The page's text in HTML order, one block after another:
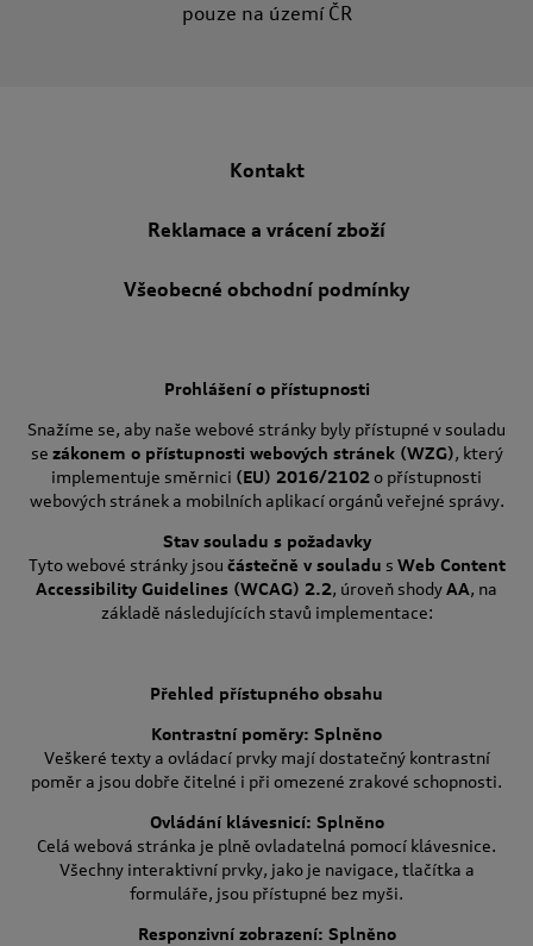
pouze na území ČR
Kontakt
Reklamace a vrácení zboží
Všeobecné obchodní podmínky
Prohlášení o přístupnosti
Snažíme se, aby naše webové stránky byly přístupné v souladu
se zákonem o přístupnosti webových stránek (WZG), který
implementuje směrnici (EU) 2016/2102o přístupnosti
webových stránek a mobilních aplikací orgánů veřejné správy.
Stav souladu s požadavky
Tyto webové stránky jsou částečně v souladu s Web Content
Accessibility Guidelines (WCAG) 2.2, úroveň shodyAA, na
základě následujících stavů implementace:
Přehled přístupného obsahu
Kontrastní poměry: Splněno
Veškeré texty a ovládací prvky mají dostatečný kontrastní
poměr a jsou dobře čitelné i při omezené zrakové schopnosti.
Ovládání klávesnicí: Splněno
Celá webová stránka je plně ovladatelná pomocí klávesnice.
Všechny interaktivní prvky, jako je navigace, tlačítka a
formuláře, jsou přístupné bez myši.
Responzivní zobrazení: Splněno